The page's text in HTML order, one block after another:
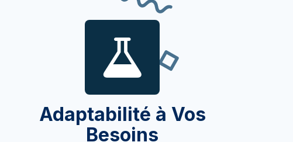
Adaptabilité à Vos
Besoins